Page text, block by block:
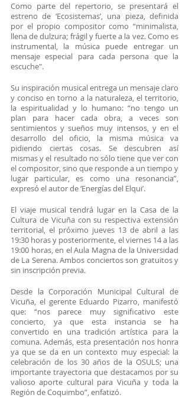
Como parte del repertorio, se presentará el
estreno de ‘Ecosistemas’, una pieza, definida
por el propio compositor como “minimalista,
llena de dulzura; frágil y fuerte a la vez. Como es
instrumental, la música puede entregar un
mensaje especial para cada persona que la
escuche".
Su inspiración musical entrega un mensaje claro
y conciso en torno a la naturaleza, el territorio,
la espiritualidad y lo humano: “no tengo un
plan para hacer cada obra, a veces son
sentimientos y sueños muy intensos, y en el
desarrollo del oficio, la misma música va
pidiendo ciertas cosas. Se descubren así
mismas y el resultado no sólo tiene que ver con
el compositor, sino que responde a un tiempo y
lugar particular, es como una resonancia”,
expresó el autor de ‘Energías del Elqui’.
El viaje musical tendrá lugar en la Casa de la
Cultura de Vicuña con su respectiva extensión
territorial, el próximo jueves 13 de abril a las
19:30 horas y posteriormente, el viernes 14 a las
19:00 horas, en el Aula Magna de la Universidad
de La Serena. Ambos conciertos son gratuitos y
sin inscripción previa.
Desde la Corporación Municipal Cultural de
Vicuña, el gerente Eduardo Pizarro, manifestó
que: “nos parece muy significativo este
concierto, ya que esta instancia se ha
convertido en una tradición artística para la
comuna. Además, esta presentación nos honra
ya que se da en un contexto muy especial: la
celebración de los 30 años de la OSULS; una
importante trayectoria que destacamos por su
valioso aporte cultural para Vicuña y toda la
Región de Coquimbo”, enfatizó.